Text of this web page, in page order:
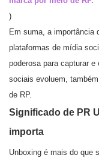
)
Em suma, a importância
plataformas de mídia
poderosa para capturar
sociais evoluem,
de RP.
Significado de PR
importa
Unboxing é mais do que